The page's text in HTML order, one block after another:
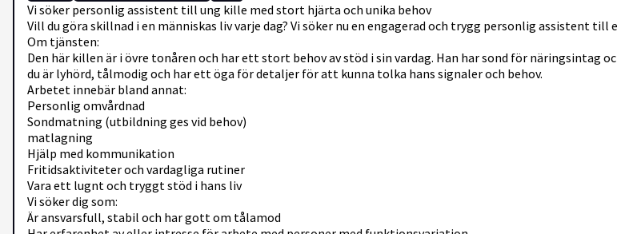
Vi söker personlig assistent till ung kille med stort hjärta och unika behov
Vill du göra skillnad i en människas liv varje dag? Vi söker nu en engagerad och trygg personlig assistent
Om tjänsten:
Den här killen är i övre tonåren och har ett stort behov av stöd i sin vardag. Han har sond för näringsintag
du är lyhörd, tålmodig och har ett öga för detaljer för att kunna tolka hans signaler och behov.
Arbetet innebär bland annat:
Personlig omvårdnad
Sondmatning (utbildning ges vid behov)
matlagning
Hjälp med kommunikation
Fritidsaktiviteter och vardagliga rutiner
Vara ett lugnt och tryggt stöd i hans liv
Vi söker dig som:
Är ansvarsfull, stabil och har gott om tålamod